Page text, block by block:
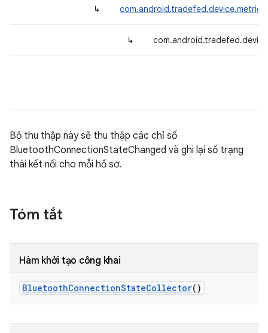
↳
↳
Bộ thu thập này sẽ thu thập các chỉ số
BluetoothConnectionStateChanged và ghi lại số trạng
thái kết nối cho mỗi hồ sơ.
Tóm tắt
Hàm khởi tạo công khai
BluetoothConnectionStateCollector()